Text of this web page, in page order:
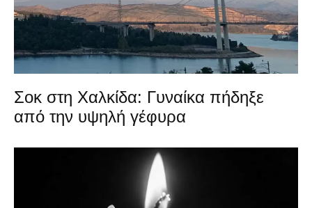
Σοκ στη Χαλκίδα: Γυναίκα πήδηξε
από την υψηλή γέφυρα